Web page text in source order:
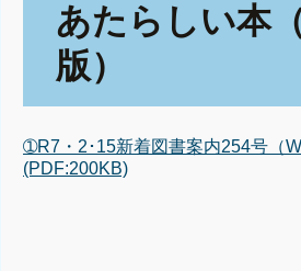
あたらしい本
版）
➀R7・2･15新着図書案内254号（
(PDF:200KB)